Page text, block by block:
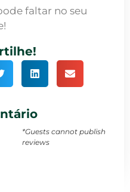
faltar no seu
*Guests cannot publish
reviews